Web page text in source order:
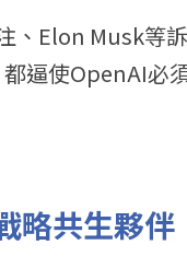
、Elon Musk等
逼使OpenAI必
略共生夥伴